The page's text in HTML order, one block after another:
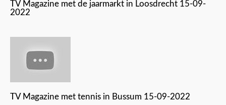
TV Magazine met de jaarmarkt in Loosdrecht 15-09-
2022
TV Magazine met tennis in Bussum 15-09-2022